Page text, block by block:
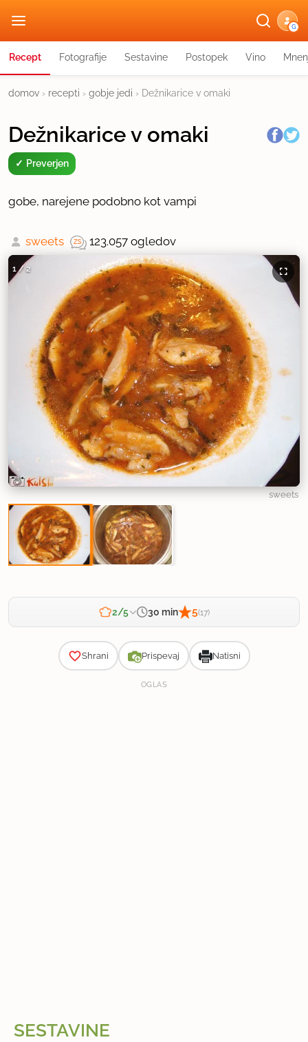
G
Recept Fotografije Sestavine Postopek Vino
domov › recepti › gobje jedi › Dežnikarice v omaki
Dežnikarice v omaki
Preverjen
gobe, narejene podobno kot vampi
sweets 123.057 ogledov
1/ 2
sweets
2/5 30 min 5(17)
Shrani Prispevaj Natisni
OGLAS
SESTAVINE